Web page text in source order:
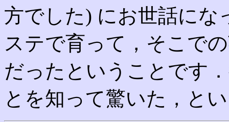
方でした) にお世話にな
ステで育って，そこでの
だったということです
とを知って驚いた，と